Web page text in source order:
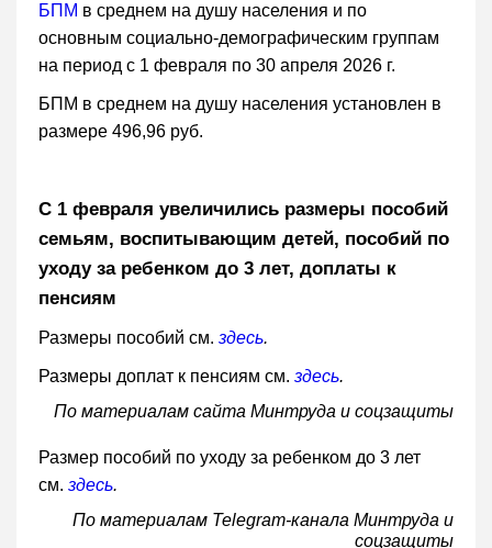
БПМ в среднем на душу населения и по
основным социально-демографическим группам
на период с 1 февраля по 30 апреля 2026 г.
БПМ в среднем на душу населения установлен в
размере 496,96 руб.
С 1 февраля увеличились размеры пособий
семьям, воспитывающим детей, пособий по
уходу за ребенком до 3 лет, доплаты к
пенсиям
Размеры пособий см. здесь.
Размеры доплат к пенсиям см. здесь.
По материалам сайта Минтруда и соцзащиты
Размер пособий по уходу за ребенком до 3 лет
см. здесь.
По материалам Telegram-канала Минтруда и
соцзащиты